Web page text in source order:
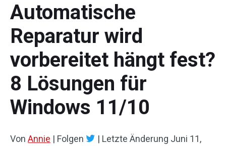
Automatische
Reparatur wird
vorbereitet hängt fest?
8 Lösungen für
Windows 11/10
Von Annie | Folgen | Letzte Änderung Juni 11,